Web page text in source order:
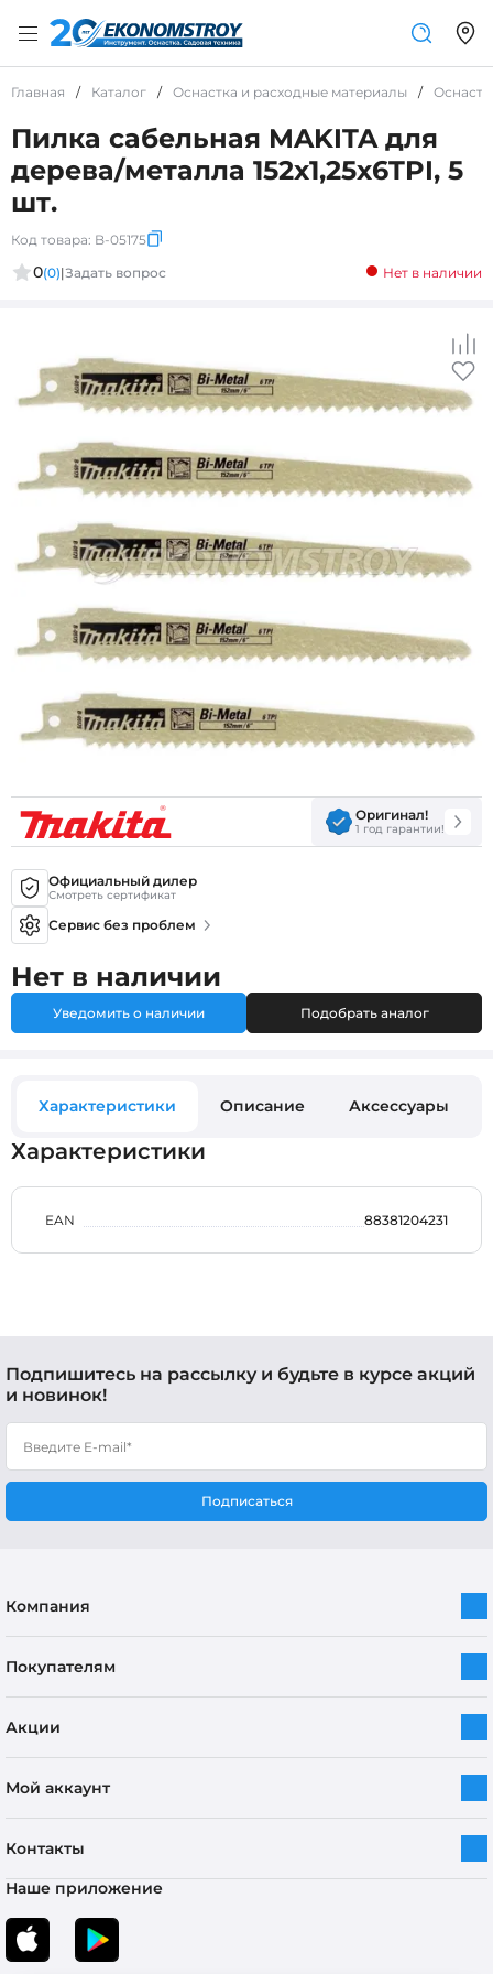
Главная / Каталог / Оснастка и расходные материалы /
Пилка сабельная MAKITA для
дерева/металла 152x1,25x6TPI, 5
шт.
Код товара: B-05175
0(0)|Задать вопрос Нет в наличии
Оригинал!
1 год гарантии!
Официальный дилер
Смотреть сертификат
Сервис без проблем
Нет в наличии
Уведомить о наличии Подобрать аналог
Характеристики Описание Аксессуары
Характеристики
EAN 88381204231
Подпишитесь на рассылку и будьте в курсе акций
и новинок!
Подписаться
Компания
Покупателям
Акции
Мой аккаунт
Контакты
Наше приложение